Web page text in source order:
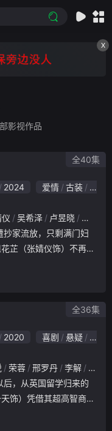
X
部影视作品
2024 爱情 古装
国产
吴希泽 卢昱晓 边程
芷（张婧仪饰）不再装
演“贵妇变形记”，在跌
机，亦将鬼惊神怕的七
全40集
2020 喜剧 悬疑
国产
荣蓉 邢罗丹 李解
石凉
饰）凭借其超高智商和
的巡捕房探长乔楚生（
顾问，之后二人又携手
全36集